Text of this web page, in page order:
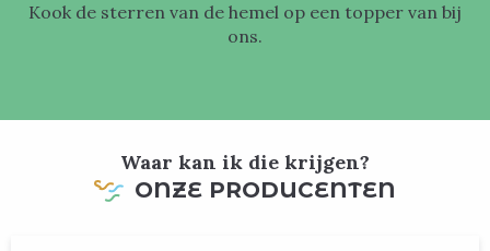
Kook de sterren van de hemel op een topper van bij
ons.
Waar kan ik die krijgen?
ONZE PRODUCENTEN